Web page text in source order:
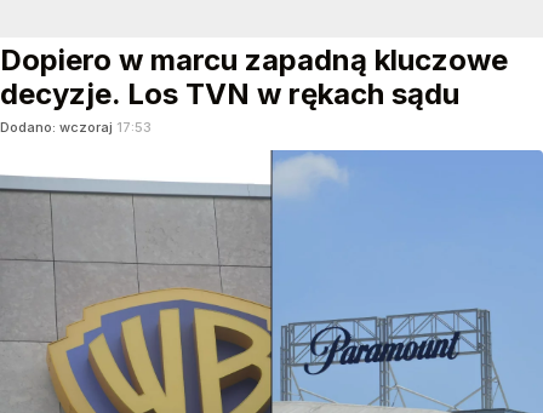
Dopiero w marcu zapadną kluczowe
decyzje. Los TVN w rękach sądu
Dodano: wczoraj 17:53